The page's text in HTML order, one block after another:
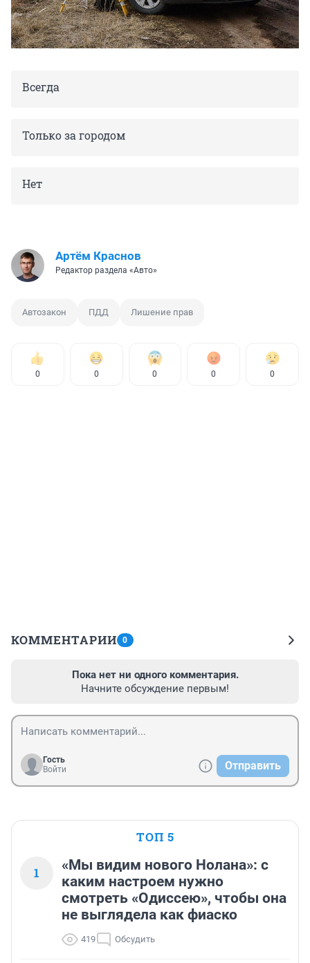
Всегда
Только за городом
Нет
Артём Краснов
Редактор раздела «Авто»
Автозакон ПДД Лишение прав
0 0 0 0 0
КОММЕНТАРИИ 0
Пока нет ни одного комментария.
Начните обсуждение первым!
Гость
Войти
Отправить
ТОП 5
1
«Мы видим нового Нолана»: с
каким настроем нужно
смотреть «Одиссею», чтобы она
не выглядела как фиаско
419 Обсудить